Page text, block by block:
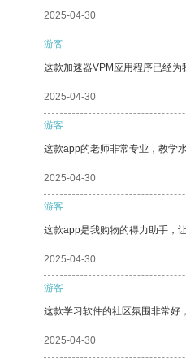
2025-04-30
游客
这款加速器VPM应用程序已经为
2025-04-30
游客
这款app的老师非常专业，教学
2025-04-30
游客
这款app是我购物的得力助手，
2025-04-30
游客
这款学习软件的社区氛围非常好
2025-04-30